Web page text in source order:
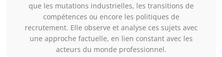
que les mutations industrielles, les transitions de
compétences ou encore les politiques de
recrutement. Elle observe et analyse ces sujets avec
une approche factuelle, en lien constant avec les
acteurs du monde professionnel.